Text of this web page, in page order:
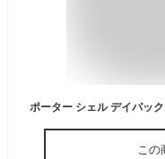
この